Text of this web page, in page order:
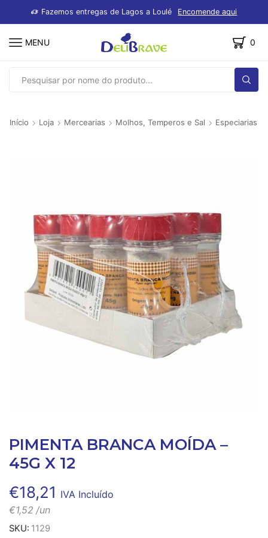
Fazemos entregas de Lagos a Loulé Encomende aqui
MENU 0
SEARCH
Início Loja Mercearias Molhos, Temperos e Sal Especiarias
PIMENTA BRANCA MOÍDA –
45G X 12
€18,21 IVA Incluído
€1,52 /un
SKU: 1129